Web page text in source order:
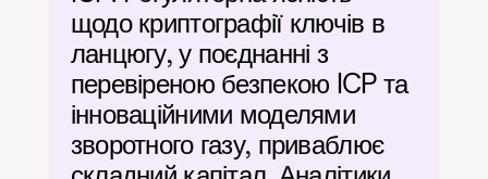
щодо криптографії ключів в
ланцюгу, у поєднанні з
перевіреною безпекою ICP та
інноваційними моделями
зворотного газу, приваблює